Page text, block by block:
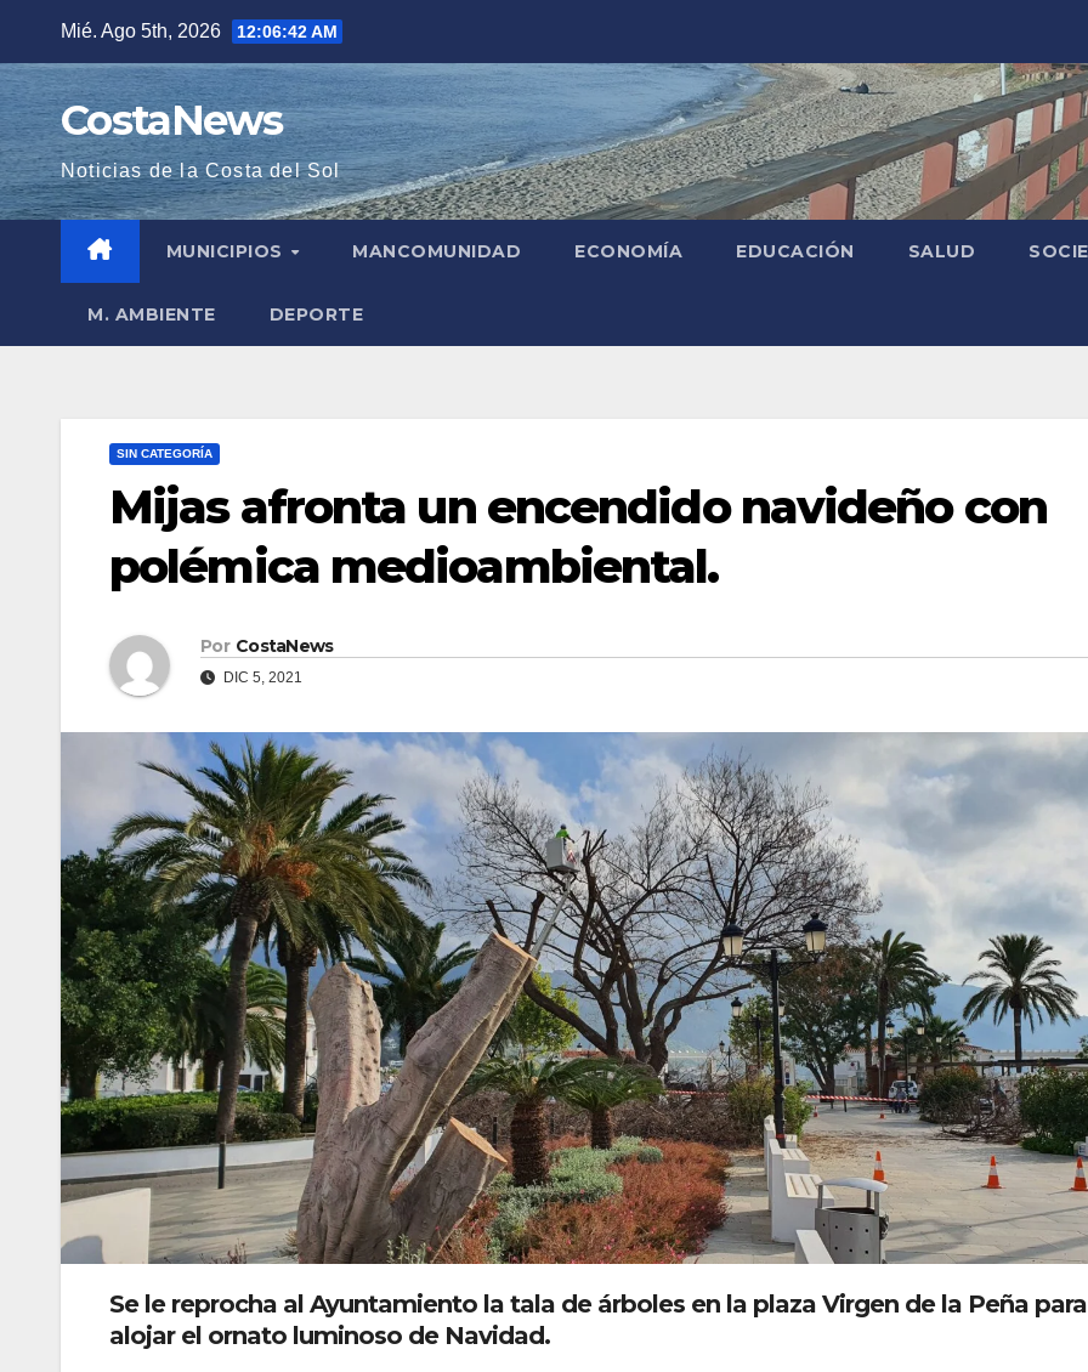
contenido
Mié. Ago 5th, 2026 12:06:44 AM
CostaNews
Noticias de la Costa del Sol
MUNICIPIOS MANCOMUNIDAD ECONOMÍA EDUCACIÓN SALUD
M. AMBIENTE DEPORTE
SIN CATEGORÍA
Mijas afronta un encendido navideño con
polémica medioambiental.
Por CostaNews
DIC 5, 2021
Se le reprocha al Ayuntamiento la tala de árboles en la plaza Virgen de la Peña para
alojar el ornato luminoso de Navidad.